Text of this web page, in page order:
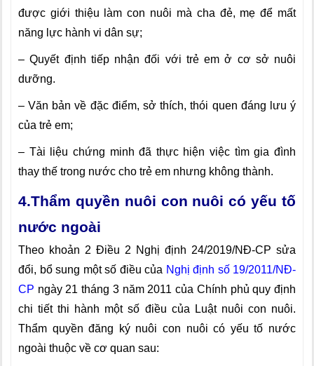
được giới thiệu làm con nuôi mà cha đẻ, mẹ để mất
năng lực hành vi dân sự;
– Quyết định tiếp nhận đối với trẻ em ở cơ sở nuôi
dưỡng.
– Văn bản về đặc điểm, sở thích, thói quen đáng lưu ý
của trẻ em;
– Tài liệu chứng minh đã thực hiện việc tìm gia đình
thay thế trong nước cho trẻ em nhưng không thành.
4.Thẩm quyền nuôi con nuôi có yếu tố
nước ngoài
Theo khoản 2 Điều 2 Nghị định 24/2019/NĐ-CP sửa
đổi, bổ sung một số điều của Nghị định số 19/2011/NĐ-
CP ngày 21 tháng 3 năm 2011 của Chính phủ quy định
chi tiết thi hành một số điều của Luật nuôi con nuôi.
Thẩm quyền đăng ký nuôi con nuôi có yếu tố nước
ngoài thuộc về cơ quan sau: